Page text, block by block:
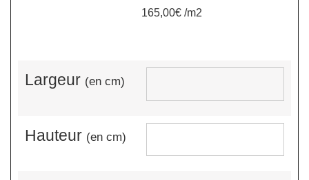
165,00€ /m2
Largeur (en cm)
Hauteur (en cm)